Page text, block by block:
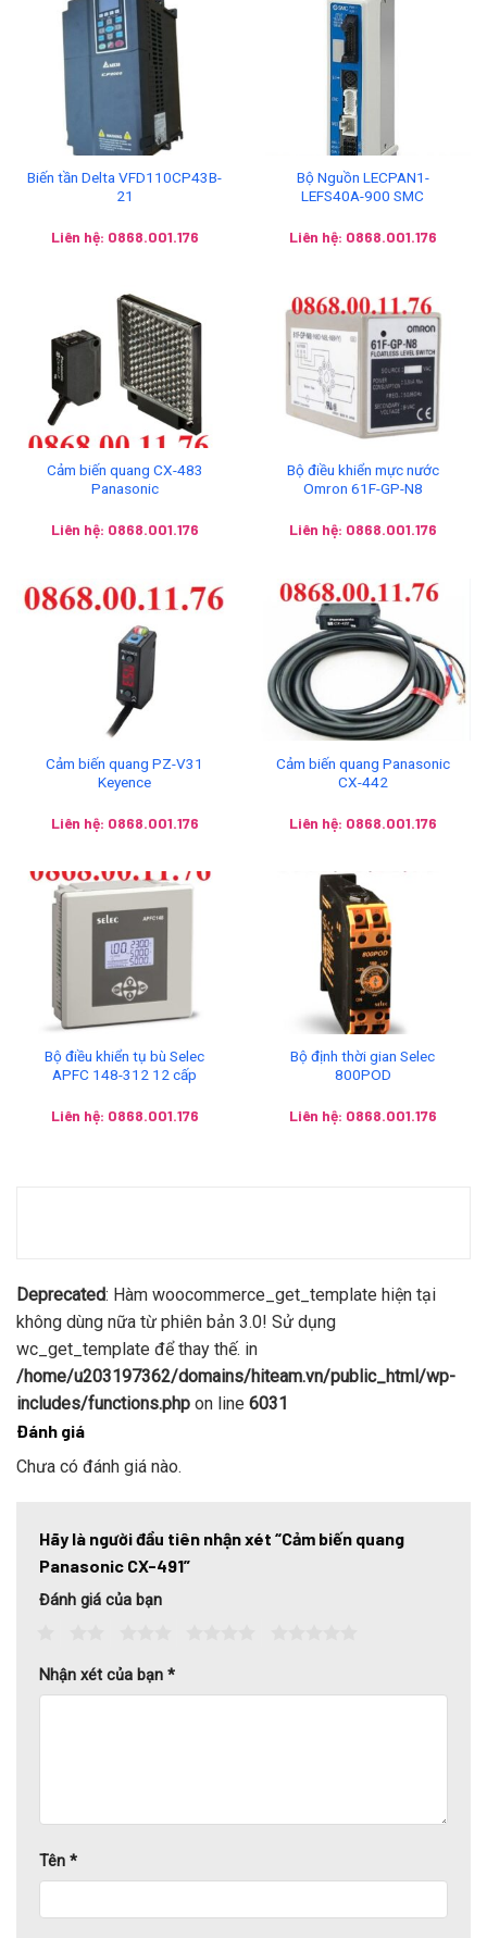
Biến tần Delta VFD110CP43B-
21
Liên hệ: 0868.001.176
Bộ Nguồn LECPAN1-
LEFS40A-900 SMC
Liên hệ: 0868.001.176
Cảm biến quang CX-483
Panasonic
Liên hệ: 0868.001.176
Bộ điều khiển mực nước
Omron 61F-GP-N8
Liên hệ: 0868.001.176
Cảm biến quang PZ-V31
Keyence
Liên hệ: 0868.001.176
Cảm biến quang Panasonic
CX-442
Liên hệ: 0868.001.176
Bộ điều khiển tụ bù Selec
APFC 148-312 12 cấp
Liên hệ: 0868.001.176
Bộ định thời gian Selec
800POD
Liên hệ: 0868.001.176
Deprecated: Hàm woocommerce_get_template hiện tại
không dùng nữa từ phiên bản 3.0! Sử dụng
wc_get_template để thay thế. in
/home/u203197362/domains/hiteam.vn/public_html/wp-
includes/functions.php on line 6031
Đánh giá
Chưa có đánh giá nào.
Hãy là người đầu tiên nhận xét “Cảm biến quang
Panasonic CX-491”
Đánh giá của bạn
Nhận xét của bạn *
Tên *